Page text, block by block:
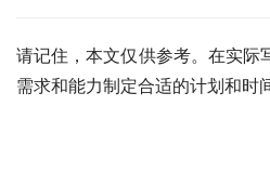
请记住，本文仅供参考。在实际
需求和能力制定合适的计划和时